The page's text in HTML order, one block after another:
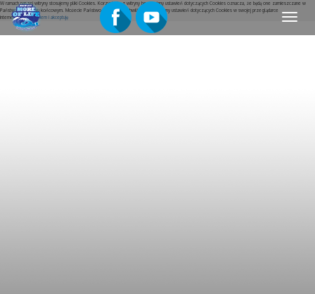
W ramach naszej witryny stosujemy pliki Cookies. Korzystanie z witryny bez zmiany ustawień dotyczących Cookies oznacza, że będą one zamieszczane w
Państwa urządzeniu końcowym. Możecie Państwo w dowolnej chwili dokonać zmiany ustawień dotyczących Cookies w swojej przeglądarce
internetowej.Rozumiem i akceptuję
Menu